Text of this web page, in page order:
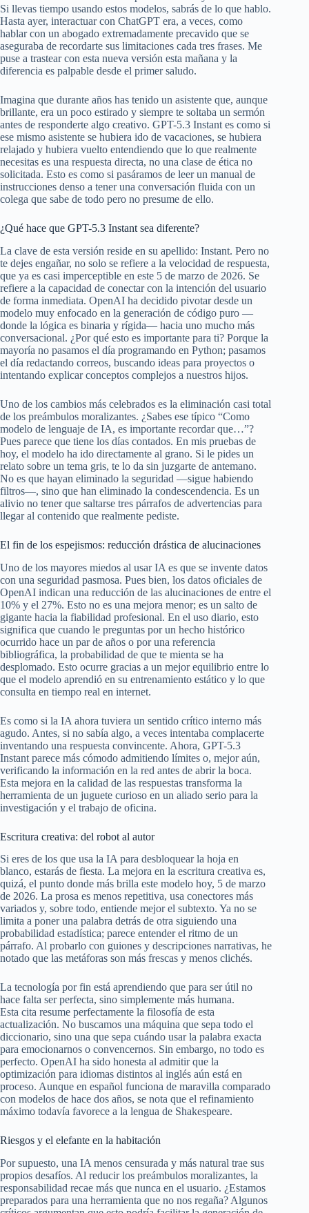
Si llevas tiempo usando estos modelos, sabrás de lo que hablo.
Hasta ayer, interactuar con ChatGPT era, a veces, como
hablar con un abogado extremadamente precavido que se
aseguraba de recordarte sus limitaciones cada tres frases. Me
puse a trastear con esta nueva versión esta mañana y la
diferencia es palpable desde el primer saludo.
Imagina que durante años has tenido un asistente que, aunque
brillante, era un poco estirado y siempre te soltaba un sermón
antes de responderte algo creativo. GPT-5.3 Instant es como si
ese mismo asistente se hubiera ido de vacaciones, se hubiera
relajado y hubiera vuelto entendiendo que lo que realmente
necesitas es una respuesta directa, no una clase de ética no
solicitada. Esto es como si pasáramos de leer un manual de
instrucciones denso a tener una conversación fluida con un
colega que sabe de todo pero no presume de ello.
¿Qué hace que GPT-5.3 Instant sea diferente?
La clave de esta versión reside en su apellido: Instant. Pero no
te dejes engañar, no solo se refiere a la velocidad de respuesta,
que ya es casi imperceptible en este 5 de marzo de 2026. Se
refiere a la capacidad de conectar con la intención del usuario
de forma inmediata. OpenAI ha decidido pivotar desde un
modelo muy enfocado en la generación de código puro —
donde la lógica es binaria y rígida— hacia uno mucho más
conversacional. ¿Por qué esto es importante para ti? Porque la
mayoría no pasamos el día programando en Python; pasamos
el día redactando correos, buscando ideas para proyectos o
intentando explicar conceptos complejos a nuestros hijos.
Uno de los cambios más celebrados es la eliminación casi total
de los preámbulos moralizantes. ¿Sabes ese típico “Como
modelo de lenguaje de IA, es importante recordar que…”?
Pues parece que tiene los días contados. En mis pruebas de
hoy, el modelo ha ido directamente al grano. Si le pides un
relato sobre un tema gris, te lo da sin juzgarte de antemano.
No es que hayan eliminado la seguridad —sigue habiendo
filtros—, sino que han eliminado la condescendencia. Es un
alivio no tener que saltarse tres párrafos de advertencias para
llegar al contenido que realmente pediste.
El fin de los espejismos: reducción drástica de alucinaciones
Uno de los mayores miedos al usar IA es que se invente datos
con una seguridad pasmosa. Pues bien, los datos oficiales de
OpenAI indican una reducción de las alucinaciones de entre el
10% y el 27%. Esto no es una mejora menor; es un salto de
gigante hacia la fiabilidad profesional. En el uso diario, esto
significa que cuando le preguntas por un hecho histórico
ocurrido hace un par de años o por una referencia
bibliográfica, la probabilidad de que te mienta se ha
desplomado. Esto ocurre gracias a un mejor equilibrio entre lo
que el modelo aprendió en su entrenamiento estático y lo que
consulta en tiempo real en internet.
Es como si la IA ahora tuviera un sentido crítico interno más
agudo. Antes, si no sabía algo, a veces intentaba complacerte
inventando una respuesta convincente. Ahora, GPT-5.3
Instant parece más cómodo admitiendo límites o, mejor aún,
verificando la información en la red antes de abrir la boca.
Esta mejora en la calidad de las respuestas transforma la
herramienta de un juguete curioso en un aliado serio para la
investigación y el trabajo de oficina.
Escritura creativa: del robot al autor
Si eres de los que usa la IA para desbloquear la hoja en
blanco, estarás de fiesta. La mejora en la escritura creativa es,
quizá, el punto donde más brilla este modelo hoy, 5 de marzo
de 2026. La prosa es menos repetitiva, usa conectores más
variados y, sobre todo, entiende mejor el subtexto. Ya no se
limita a poner una palabra detrás de otra siguiendo una
probabilidad estadística; parece entender el ritmo de un
párrafo. Al probarlo con guiones y descripciones narrativas, he
notado que las metáforas son más frescas y menos clichés.
La tecnología por fin está aprendiendo que para ser útil no
hace falta ser perfecta, sino simplemente más humana.
Esta cita resume perfectamente la filosofía de esta
actualización. No buscamos una máquina que sepa todo el
diccionario, sino una que sepa cuándo usar la palabra exacta
para emocionarnos o convencernos. Sin embargo, no todo es
perfecto. OpenAI ha sido honesta al admitir que la
optimización para idiomas distintos al inglés aún está en
proceso. Aunque en español funciona de maravilla comparado
con modelos de hace dos años, se nota que el refinamiento
máximo todavía favorece a la lengua de Shakespeare.
Riesgos y el elefante en la habitación
Por supuesto, una IA menos censurada y más natural trae sus
propios desafíos. Al reducir los preámbulos moralizantes, la
responsabilidad recae más que nunca en el usuario. ¿Estamos
preparados para una herramienta que no nos regaña? Algunos